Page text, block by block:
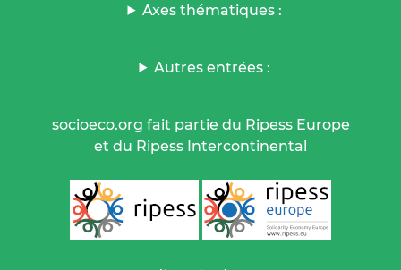
Axes thématiques :
Autres entrées :
socioeco.org fait partie du Ripess Europe
et du Ripess Intercontinental